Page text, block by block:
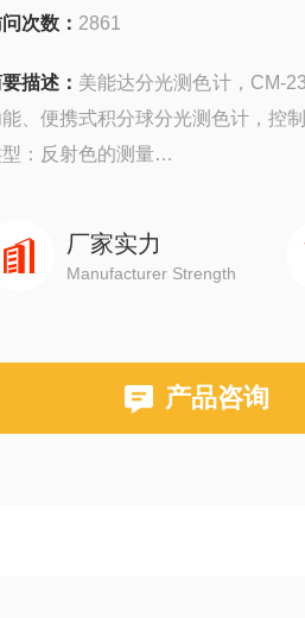
次数： 2861
描述： 美能达分光测色计，CM-
、便携式积分球分光测色计，控
型：反射色的测量
厂家实力
Manufacturer Strength
产品咨询